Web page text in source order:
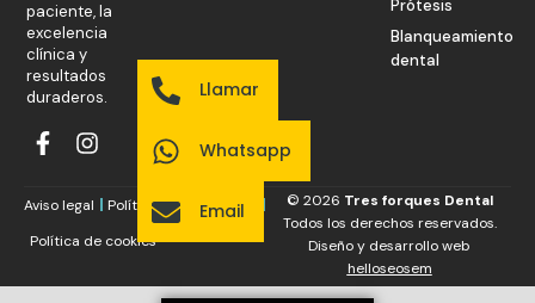
paciente, la
excelencia
clínica y
resultados
duraderos.
Prótesis
Blanqueamiento
dental
© 2026 Tres forques Dental
Todos los derechos reservados.
Diseño y desarrollo web
helloseosem
Aviso legal
Política de privacidad
Política de cookies
Llamar
Whatsapp
Email